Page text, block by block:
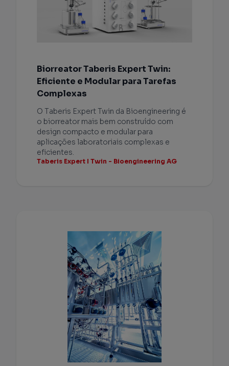
Biorreator Taberis Expert Twin:
Eficiente e Modular para Tarefas
Complexas
O Taberis Expert Twin da Bioengineering é
o biorreator mais bem construído com
design compacto e modular para
aplicações laboratoriais complexas e
eficientes.
Taberis Expert I Twin - Bioengineering AG